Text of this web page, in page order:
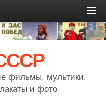
фильмы, мультики,
и фото